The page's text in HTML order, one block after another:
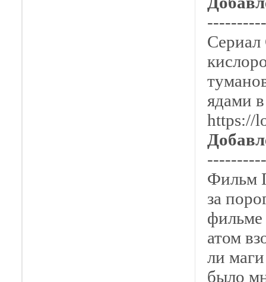
Сериал
ядами
https://
Фильм
за
фильме
атом
ли
было